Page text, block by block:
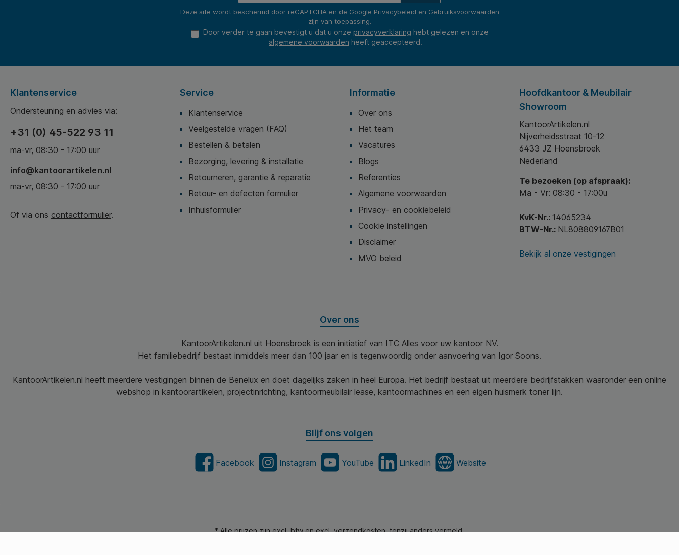
Deze site wordt beschermd door reCAPTCHA en de Google Privacybeleid en Gebruiksvoorwaarden
zijn van toepassing.
Door verder te gaan bevestigt u dat u onze privacyverklaring hebt gelezen en onze
algemene voorwaarden heeft geaccepteerd.
Klantenservice
Ondersteuning en advies via:
+31 (0) 45-522 93 11
ma-vr, 08:30 - 17:00 uur
info@kantoorartikelen.nl
ma-vr, 08:30 - 17:00 uur
Of via ons contactformulier.
Service
Klantenservice
Veelgestelde vragen (FAQ)
Bestellen & betalen
Bezorging, levering & installatie
Retourneren, garantie & reparatie
Retour- en defecten formulier
Inhuisformulier
Informatie
Over ons
Het team
Vacatures
Blogs
Referenties
Algemene voorwaarden
Privacy- en cookiebeleid
Cookie instellingen
Disclaimer
MVO beleid
Hoofdkantoor & Meubilair
Showroom
KantoorArtikelen.nl
Nijverheidsstraat 10-12
6433 JZ Hoensbroek
Nederland
Te bezoeken (op afspraak):
Ma - Vr: 08:30 - 17:00u
KvK-Nr.: 14065234
BTW-Nr.: NL808809167B01
Bekijk al onze vestigingen
Over ons
KantoorArtikelen.nl uit Hoensbroek is een initiatief van ITC Alles voor uw kantoor NV.
Het familiebedrijf bestaat inmiddels meer dan 100 jaar en is tegenwoordig onder aanvoering van Igor Soons.
KantoorArtikelen.nl heeft meerdere vestigingen binnen de Benelux en doet dagelijks zaken in heel Europa. Het bedrijf bestaat uit meerdere bedrijfstakken waaronder een online
webshop in kantoorartikelen, projectinrichting, kantoormeubilair lease, kantoormachines en een eigen huismerk toner lijn.
Blijf ons volgen
Facebook Instagram YouTube LinkedIn Website
* Alle prijzen zijn excl. btw en excl. verzendkosten, tenzij anders vermeld.